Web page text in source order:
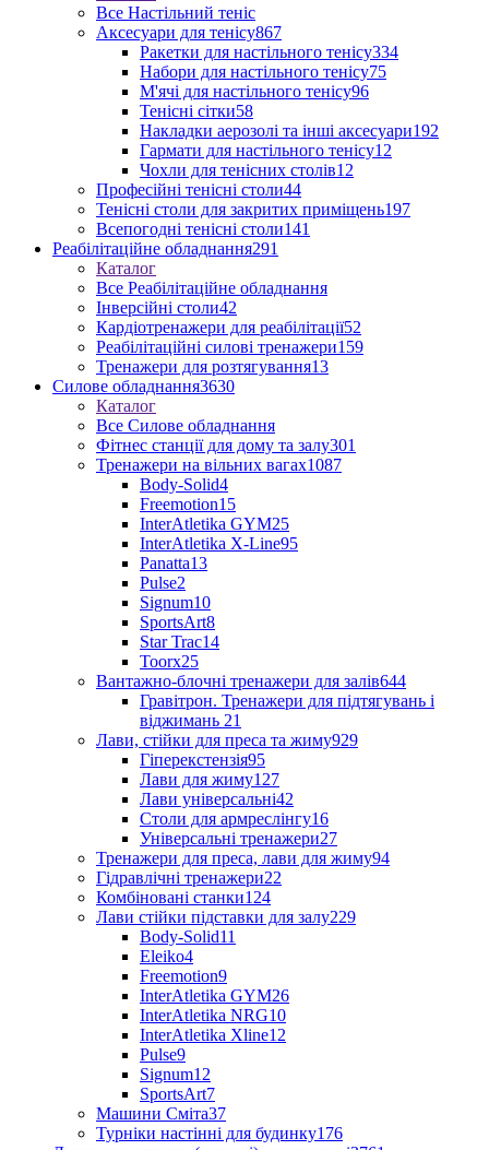
Все Настільний теніс
Аксесуари для тенісу867
Ракетки для настільного тенісу334
Набори для настільного тенісу75
М'ячі для настільного тенісу96
Тенісні сітки58
Накладки аерозолі та інші аксесуари192
Гармати для настільного тенісу12
Чохли для тенісних столів12
Професійні тенісні столи44
Тенісні столи для закритих приміщень197
Всепогодні тенісні столи141
Реабілітаційне обладнання291
Каталог
Все Реабілітаційне обладнання
Інверсійні столи42
Кардіотренажери для реабілітації52
Реабілітаційні силові тренажери159
Тренажери для розтягування13
Силове обладнання3630
Каталог
Все Силове обладнання
Фітнес станції для дому та залу301
Тренажери на вільних вагах1087
Body-Solid4
Freemotion15
InterAtletika GYM25
InterAtletika X-Line95
Panatta13
Pulse2
Signum10
SportsArt8
Star Trac14
Toorx25
Вантажно-блочні тренажери для залів644
Гравітрон. Тренажери для підтягувань і
віджимань 21
Лави, стійки для преса та жиму929
Гіперекстензія95
Лави для жиму127
Лави універсальні42
Столи для армреслінгу16
Універсальні тренажери27
Тренажери для преса, лави для жиму94
Гідравлічні тренажери22
Комбіновані станки124
Лави стійки підставки для залу229
Body-Solid11
Eleiko4
Freemotion9
InterAtletika GYM26
InterAtletika NRG10
InterAtletika Xline12
Pulse9
Signum12
SportsArt7
Машини Сміта37
Турніки настінні для будинку176